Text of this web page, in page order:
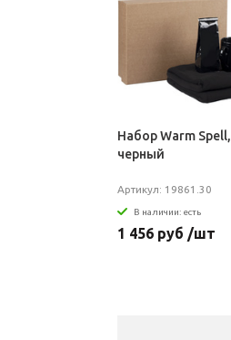
Набор Warm Spell,
черный
Артикул: 19861.30
В наличии: есть
1 456 руб /шт